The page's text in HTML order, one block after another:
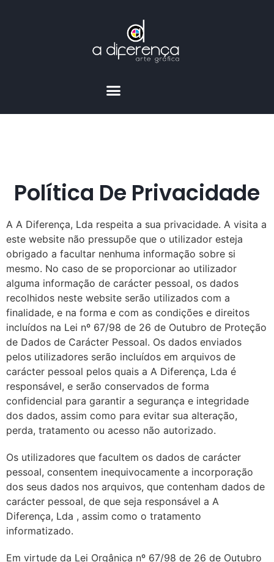
Política De Privacidade
A A Diferença, Lda respeita a sua privacidade. A visita a
este website não pressupõe que o utilizador esteja
obrigado a facultar nenhuma informação sobre si
mesmo. No caso de se proporcionar ao utilizador
alguma informação de carácter pessoal, os dados
recolhidos neste website serão utilizados com a
finalidade, e na forma e com as condições e direitos
incluídos na Lei nº 67/98 de 26 de Outubro de Proteção
de Dados de Carácter Pessoal. Os dados enviados
pelos utilizadores serão incluídos em arquivos de
carácter pessoal pelos quais a A Diferença, Lda é
responsável, e serão conservados de forma
confidencial para garantir a segurança e integridade
dos dados, assim como para evitar sua alteração,
perda, tratamento ou acesso não autorizado.
Os utilizadores que facultem os dados de carácter
pessoal, consentem inequivocamente a incorporação
dos seus dados nos arquivos, que contenham dados de
carácter pessoal, de que seja responsável a A
Diferença, Lda , assim como o tratamento
informatizado.
Em virtude da Lei Orgânica nº 67/98 de 26 de Outubro